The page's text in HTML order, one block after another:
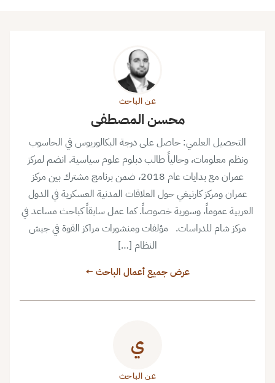
عن الباحث
محسن المصطفى
التحصيل العلمي: حاصل على درجة البكالوريوس في الحاسوب
ونظم معلومات، وحالياً طالب دبلوم علوم سياسية. انضم لمركز
عمران مع بدايات عام 2018، ضمن برنامج مشترك بين مركز
عمران ومركز كارنيغي حول العلاقات المدنية العسكرية في الدول
العربية عموماً، وسورية خصوصاً. كما عمل سابقاً كباحث مساعد في
مركز شام للدراسات. مؤلفات ومنشورات مراكز القوة في جيش
النظام […]
عرض جميع أعمال الباحث ←
ي
عن الباحث